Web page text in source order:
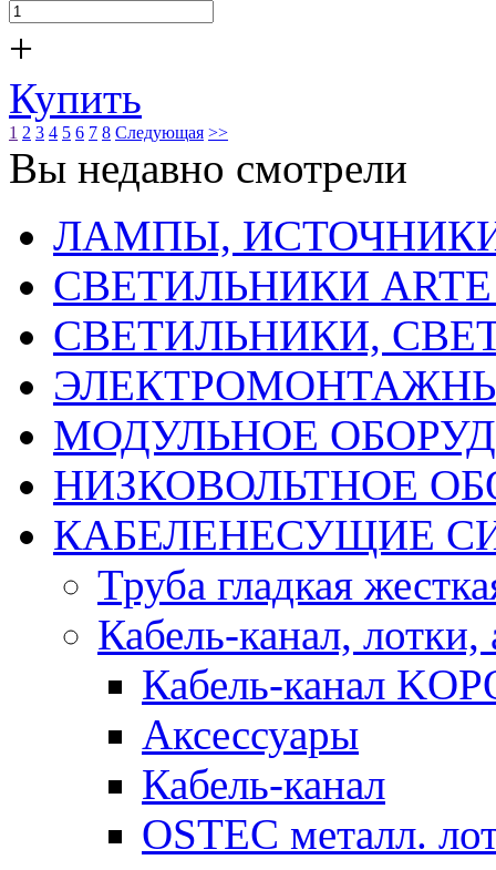
+
Купить
1 2 3 4 5 6 7 8 Следующая >>
Вы недавно смотрели
ЛАМПЫ,
СВЕТИЛЬНИКИ ARTE
СВЕТИЛЬНИКИ,
МОДУЛЬНОЕ
НИЗКОВОЛЬТНОЕ
КАБЕЛЕНЕСУЩИЕ
Труба гладкая
Кабель-канал, лотки,
Кабель-канал
Аксессуары
Кабель-канал
OSTEC металл.